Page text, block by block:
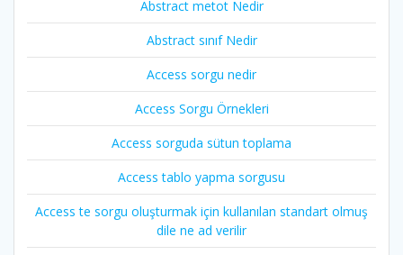
Abstract metot Nedir
Abstract sınıf Nedir
Access sorgu nedir
Access Sorgu Örnekleri
Access sorguda sütun toplama
Access tablo yapma sorgusu
Access te sorgu oluşturmak için kullanılan standart olmuş
dile ne ad verilir